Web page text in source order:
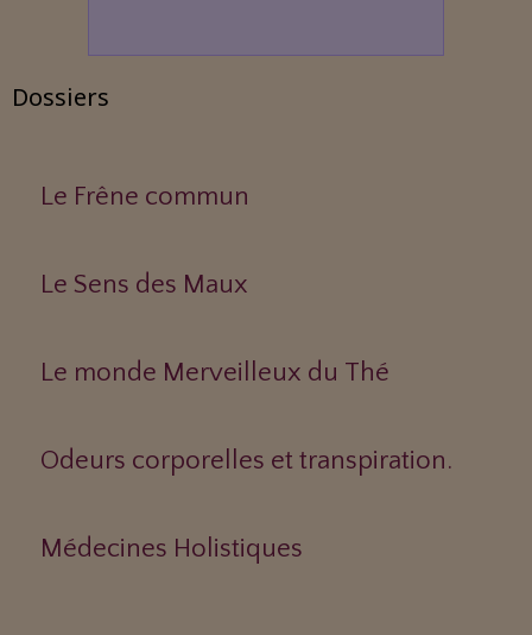
Dossiers
Le Frêne commun
Le Sens des Maux
Le monde Merveilleux du Thé
Odeurs corporelles et transpiration.
Médecines Holistiques